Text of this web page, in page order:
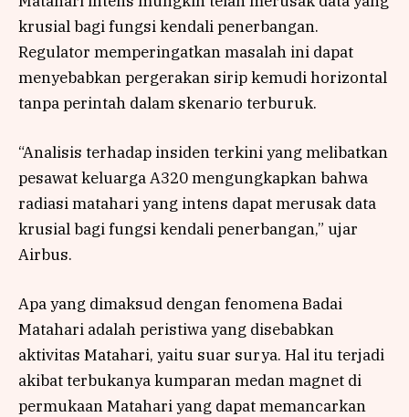
krusial bagi fungsi kendali penerbangan.
Regulator memperingatkan masalah ini dapat
menyebabkan pergerakan sirip kemudi horizontal
tanpa perintah dalam skenario terburuk.
“Analisis terhadap insiden terkini yang melibatkan
pesawat keluarga A320 mengungkapkan bahwa
radiasi matahari yang intens dapat merusak data
krusial bagi fungsi kendali penerbangan,” ujar
Airbus.
Apa yang dimaksud dengan fenomena Badai
Matahari adalah peristiwa yang disebabkan
aktivitas Matahari, yaitu suar surya. Hal itu terjadi
akibat terbukanya kumparan medan magnet di
permukaan Matahari yang dapat memancarkan